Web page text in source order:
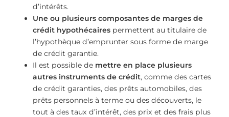
d’intérêts.
Une ou plusieurs composantes de marges de
crédit hypothécaires permettent au titulaire de
l’hypothèque d’emprunter sous forme de marge
de crédit garantie.
Il est possible de mettre en place plusieurs
autres instruments de crédit, comme des cartes
de crédit garanties, des prêts automobiles, des
prêts personnels à terme ou des découverts, le
tout à des taux d’intérêt, des prix et des frais plus